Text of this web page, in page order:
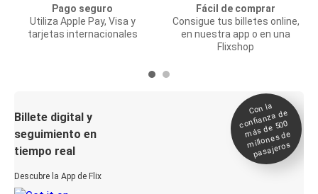
Pago seguro
Utiliza Apple Pay, Visa y
tarjetas internacionales
Fácil de comprar
Consigue tus billetes online,
en nuestra app o en una
Flixshop
Billete digital y
seguimiento en
tiempo real
Descubre la App de Flix
Con la
confianza de
más de 500
millones de
pasajeros